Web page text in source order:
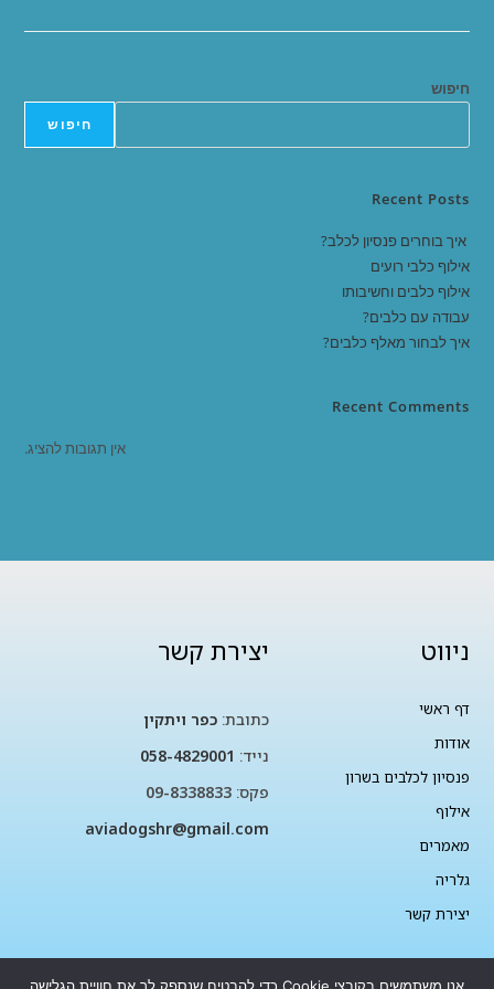
חיפוש
חיפוש
Recent Posts
איך בוחרים פנסיון לכלב?
אילוף כלבי רועים
אילוף כלבים וחשיבותו
עבודה עם כלבים?
איך לבחור מאלף כלבים?
Recent Comments
אין תגובות להציג.
ניווט
דף ראשי
אודות
פנסיון לכלבים בשרון
אילוף
מאמרים
גלריה
יצירת קשר
יצירת קשר
כתובת: כפר ויתקין
נייד: 058-4829001
פקס:
aviadogshr@gmail.com